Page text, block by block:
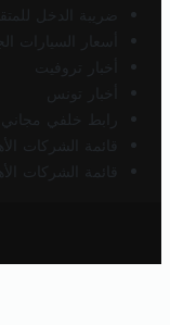
ضريبة الدخل
أسعار السيارات
أخبار تروفيت
أخبار تونس
رابط خلفي مجاني
قائمة الشركات
قائمة الشركات